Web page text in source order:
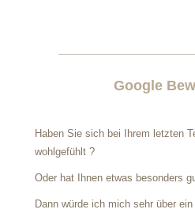
Google
Haben Sie sich bei Ihrem letzten
wohlgefühlt ?
Oder hat Ihnen etwas besonders
Dann würde ich mich sehr über